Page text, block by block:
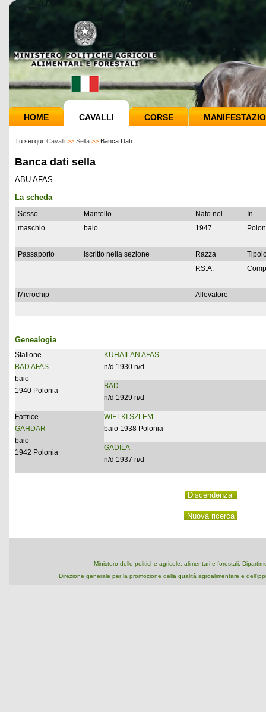
HOME CAVALLI CORSE
Tu sei qui: Cavalli >> Sella >> Banca Dati
Banca dati sella
ABU AFAS
La scheda
Sesso Mantello Nato nel
In
maschio
baio 1947
Passaporto Iscritto nella sezione Razza
P.S.A.
Microchip Allevatore
Genealogia
Stallone
BAD AFAS
baio
1940 Polonia
KUHAILAN AFAS
n/d 1930 n/d
BAD
n/d 1929 n/d
Fattrice
GAHDAR
baio
1942 Polonia
WIELKI SZLEM
baio 1938 Polonia
GADILA
n/d 1937 n/d
Ministero delle politiche agricole, alimentari e forestali,
Direzione generale per la promozione della qualità agroalimentare e